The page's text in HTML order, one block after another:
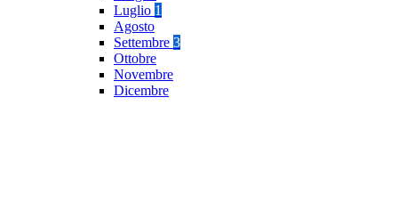
Luglio 1
Agosto
Settembre 3
Ottobre
Novembre
Dicembre